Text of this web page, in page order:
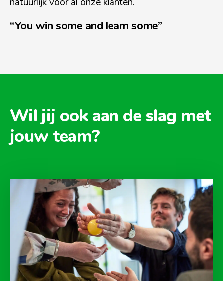
“You win some and learn some”
Wil jij ook aan de slag met
jouw team?